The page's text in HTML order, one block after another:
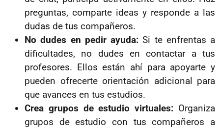
preguntas, comparte ideas y responde a las
dudas de tus compañeros.
No dudes en pedir ayuda: Si te enfrentas a
dificultades, no dudes en contactar a tus
profesores. Ellos están ahí para apoyarte y
pueden ofrecerte orientación adicional para
que avances en tus estudios.
Crea grupos de estudio virtuales: Organiza
grupos de estudio con tus compañeros a